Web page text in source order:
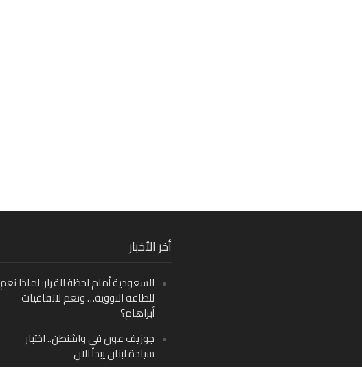
أخر الأخبار
السعودية أمام لحظة القرار: لماذا نعم
للطاقة النووية… ونعم لاتفاقيات
أبراهام؟
جوزيف عون في واشنطن.. اختبار
سيادة لبنان يبدأ الآن